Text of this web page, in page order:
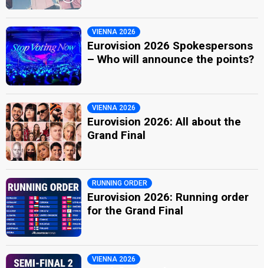
VIENNA 2026
Eurovision 2026 Spokespersons
– Who will announce the points?
VIENNA 2026
Eurovision 2026: All about the
Grand Final
RUNNING ORDER
Eurovision 2026: Running order
for the Grand Final
VIENNA 2026